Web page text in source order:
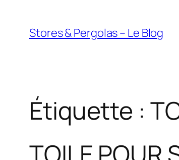
contenu
Stores & Pergolas – Le Blog
Étiquette :